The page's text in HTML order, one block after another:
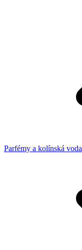
Parfémy a kolínská voda